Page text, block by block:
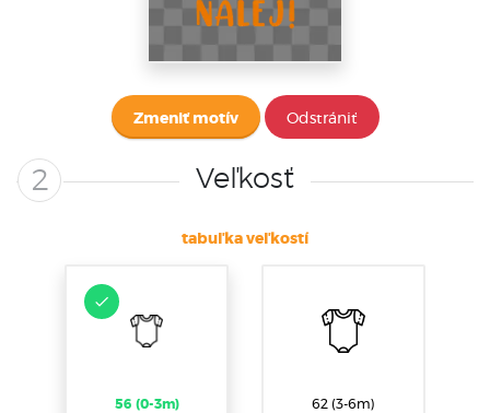
Zmeniť motív Odstrániť
2 Veľkosť
tabuľka veľkostí
56 (0-3m) 62 (3-6m)